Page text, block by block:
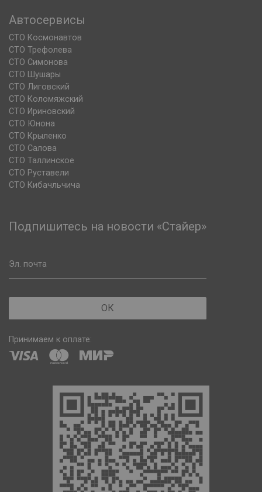
Автосервисы
СТО Космонавтов
СТО Трефолева
СТО Симонова
СТО Шушары
СТО Лиговский
СТО Коломяжский
СТО Ириновский
СТО Юнона
СТО Крыленко
СТО Салова
СТО Таллинское
СТО Руставели
СТО Кибачльчича
Подпишитесь на новости «Стайер»
Эл. почта
ОК
Принимаем к оплате: